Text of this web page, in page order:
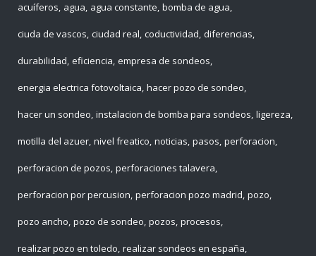
acuíferos agua agua constante bomba de agua
ciuda de vascos ciudad real coductividad diferencias
durabilidad eficiencia empresa de sondeos
energia electrica fotovoltaica hacer pozo de sondeo
hacer un sondeo instalacion de bomba para sondeos ligereza
motilla del azuer nivel freatico noticias pasos perforacion
perforacion de pozos perforaciones talavera
perforacion por percusion perforacion pozo madrid pozo
pozo ancho pozo de sondeo pozos procesos
realizar pozo en toledo realizar sondeos en españa